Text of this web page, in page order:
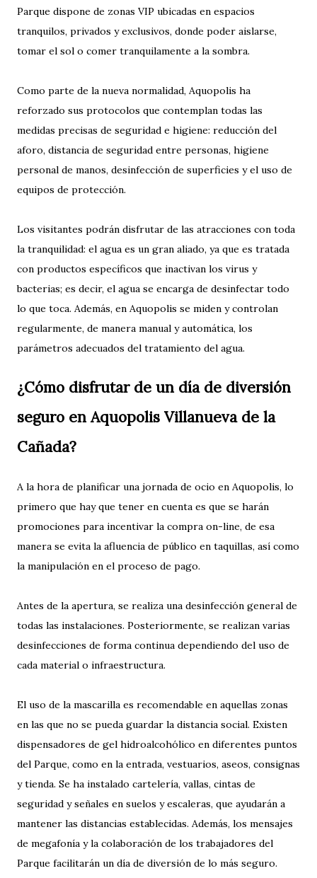
Parque dispone de zonas VIP ubicadas en espacios
tranquilos, privados y exclusivos, donde poder aislarse,
tomar el sol o comer tranquilamente a la sombra.
Como parte de la nueva normalidad, Aquopolis ha
reforzado sus protocolos que contemplan todas las
medidas precisas de seguridad e higiene: reducción del
aforo, distancia de seguridad entre personas, higiene
personal de manos, desinfección de superficies y el uso de
equipos de protección.
Los visitantes podrán disfrutar de las atracciones con toda
la tranquilidad: el agua es un gran aliado, ya que es tratada
con productos específicos que inactivan los virus y
bacterias; es decir, el agua se encarga de desinfectar todo
lo que toca. Además, en Aquopolis se miden y controlan
regularmente, de manera manual y automática, los
parámetros adecuados del tratamiento del agua.
¿Cómo disfrutar de un día de diversión
seguro en Aquopolis Villanueva de la
Cañada?
A la hora de planificar una jornada de ocio en Aquopolis, lo
primero que hay que tener en cuenta es que se harán
promociones para incentivar la compra on-line, de esa
manera se evita la afluencia de público en taquillas, así como
la manipulación en el proceso de pago.
Antes de la apertura, se realiza una desinfección general de
todas las instalaciones. Posteriormente, se realizan varias
desinfecciones de forma continua dependiendo del uso de
cada material o infraestructura.
El uso de la mascarilla es recomendable en aquellas zonas
en las que no se pueda guardar la distancia social. Existen
dispensadores de gel hidroalcohólico en diferentes puntos
del Parque, como en la entrada, vestuarios, aseos, consignas
y tienda. Se ha instalado cartelería, vallas, cintas de
seguridad y señales en suelos y escaleras, que ayudarán a
mantener las distancias establecidas. Además, los mensajes
de megafonía y la colaboración de los trabajadores del
Parque facilitarán un día de diversión de lo más seguro.